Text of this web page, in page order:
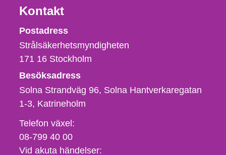
Kontakt
Strålsäkerhetsmyndigheten
Postadress
Strålsäkerhetsmyndigheten
171 16 Stockholm
Besöksadress
Solna Strandväg 96, Solna Hantverkaregatan
1-3 Katrineholm
Telefon,
fax
och
Telefon växel:
08-799 40 00
Vid akuta händelser: